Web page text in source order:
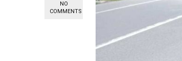
NO
COMMENTS